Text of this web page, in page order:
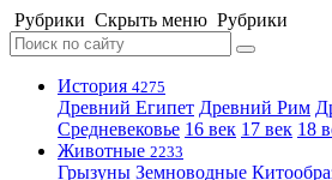
Рубрики Скрыть меню Рубрики
История 4275
Древний Египет Древний Рим
Средневековье 16 век 17 век 18
Животные 2233
Грызуны Земноводные